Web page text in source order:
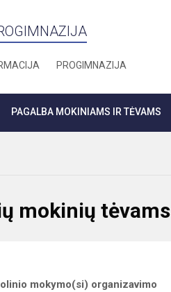
PROGIMNAZIJA
PAGALBA MOKINIAMS IR TĖVAMS
mokinių tėvams
mokymo(si) organizavimo